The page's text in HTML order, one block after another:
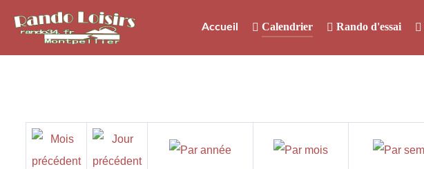
Accueil Calendrier Rando d'essai